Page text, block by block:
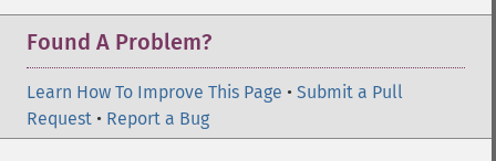
Found A Problem?
Learn How To Improve This Page • Submit a Pull
Request • Report a Bug